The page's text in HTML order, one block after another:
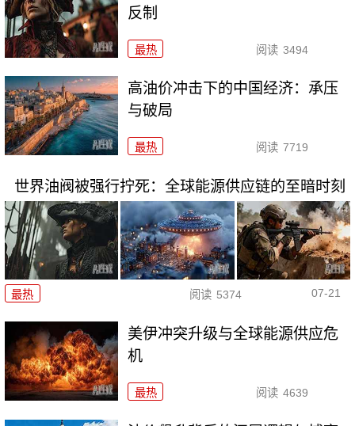
反制
最热 阅读 3494
高油价冲击下的中国经济：承压
与破局
最热 阅读 7719
世界油阀被强行拧死：全球能源供应链的至暗时刻
最热 阅读 5374 07-21
美伊冲突升级与全球能源供应危
机
最热 阅读 4639